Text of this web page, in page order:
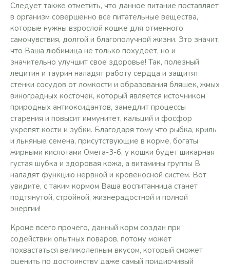
Следует также отметить, что данное питание поставляет
в организм совершенно все питательные вещества,
которые нужны взрослой кошке для отменного
самочувствия, долгой и благополучной жизни. Это значит,
что Ваша любимица не только похудеет, но и
значительно улучшит свое здоровье! Так, полезный
лецитин и таурин наладят работу сердца и защитят
стенки сосудов от ломкости и образования бляшек, жмых
виноградных косточек, который является источником
природных антиоксидантов, замедлит процессы
старения и повысит иммунитет, кальций и фосфор
укрепят кости и зубки. Благодаря тому что рыбка, криль
и льняные семена, присутствующие в корме, богаты
жирными кислотами Омега-3-6, у кошки будет шикарная
густая шубка и здоровая кожа, а витамины группы В
наладят функцию нервной и кровеносной систем. Вот
увидите, с таким кормом Ваша воспитанница станет
подтянутой, стройной, жизнерадостной и полной
энергии!
Кроме всего прочего, данный корм создан при
содействии опытных поваров, потому может
похвастаться великолепным вкусом, который сможет
оценить по достоинству даже самый придирчивый